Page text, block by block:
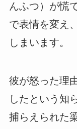
んふつ）が慌
で表情を変え
しまいます。
彼が怒った理
したという知
捕らえられた